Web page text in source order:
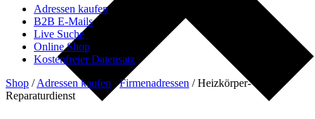
Adressen kaufen
B2B E-Mails
Live Suche
Online Shop
Kostenfreier Datensatz
Shop /Adressen kaufen /Firmenadressen /Heizkörper-
Reparaturdienst